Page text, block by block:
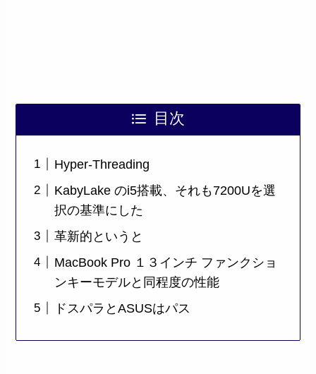
目次
Hyper-Threading
KabyLake のi5搭載、それも7200Uを選
択の基準にした
革新的というと
MacBook Pro １３インチ ファンクショ
ンキーモデルと同程度の性能
ドスパラとASUSはパス